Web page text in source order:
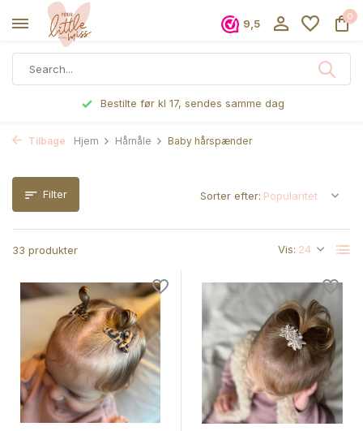
9,5
0
Bestilte før kl 17, sendes samme dag
Tilbage Hjem Hårnåle Baby hårspænder
Filter
33 produkter Vis:
Sorter efter: